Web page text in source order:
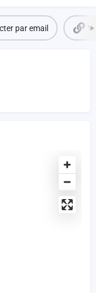
par email